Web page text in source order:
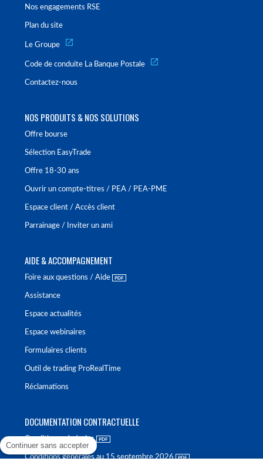
Nos engagements RSE
Plan du site
Le Groupe
Code de conduite La Banque Postale
Contactez-nous
NOS PRODUITS & NOS SOLUTIONS
Offre bourse
Sélection EasyTrade
Offre 18-30 ans
Ouvrir un compte-titres / PEA / PEA-PME
Espace client / Accès client
Parrainage / Inviter un ami
AIDE & ACCOMPAGNEMENT
Foire aux questions / Aide
Assistance
Espace actualités
Espace webinaires
Formulaires clients
Outil de trading ProRealTime
Réclamations
DOCUMENTATION CONTRACTUELLE
Conditions générales
Conditions générales au 15 septembre 2026
Continuer sans accepter